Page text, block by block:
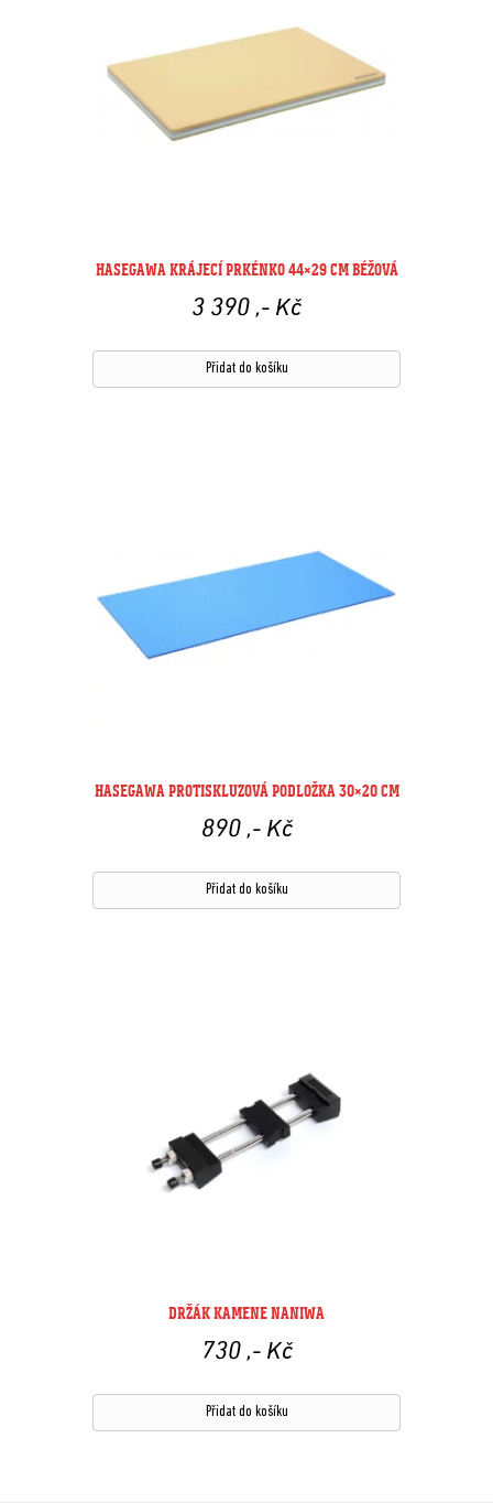
HASEGAWA KRÁJECÍ PRKÉNKO 44×29 CM BÉŽOVÁ
3 390 ,- Kč
Přidat do košíku
HASEGAWA PROTISKLUZOVÁ PODLOŽKA 30×20 CM
890 ,- Kč
Přidat do košíku
DRŽÁK KAMENE NANIWA
730 ,- Kč
Přidat do košíku